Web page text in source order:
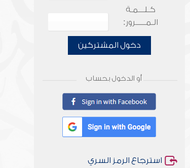
كـلـــمـة
الـمـــــرور:
دخول المشتركين
أو الدخول بحساب
استرجاع الرمز السري